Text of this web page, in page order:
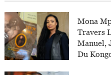
Mona
Travers
Manuel,
Du